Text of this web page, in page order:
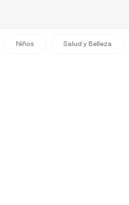
Niños Salud y Belleza